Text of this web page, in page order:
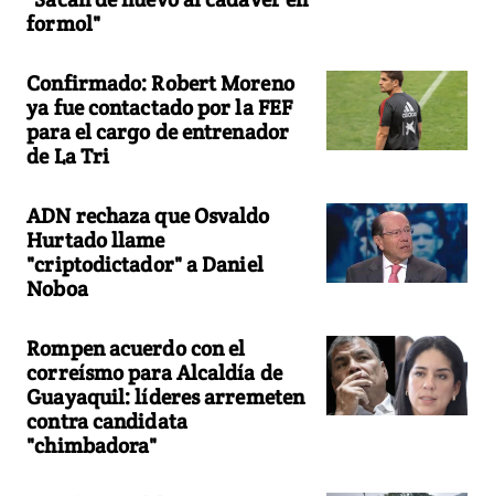
formol"
Confirmado: Robert Moreno
ya fue contactado por la FEF
para el cargo de entrenador
de La Tri
ADN rechaza que Osvaldo
Hurtado llame
"criptodictador" a Daniel
Noboa
Rompen acuerdo con el
correísmo para Alcaldía de
Guayaquil: líderes arremeten
contra candidata
"chimbadora"